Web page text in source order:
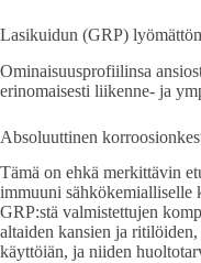
Lasikuidun (GRP)
Ominaisuusprofiilinsa
erinomaisesti liikenne- ja
Absoluuttinen
Tämä on ehkä merkittävin
immuuni sähkökemialliselle
GRP:stä valmistettujen
altaiden kansien ja
käyttöiän, ja niiden